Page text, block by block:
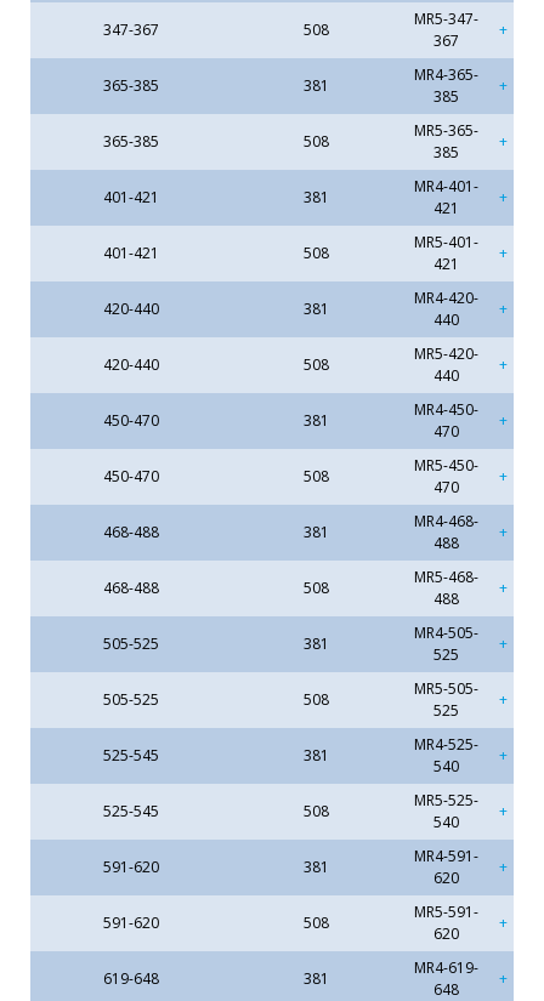
347-367 508
MR5-347-
367
365-385 381
MR4-365-
385
365-385 508
MR5-365-
385
401-421 381
MR4-401-
421
401-421 508
MR5-401-
421
420-440 381
MR4-420-
440
420-440 508
MR5-420-
440
450-470 381
MR4-450-
470
450-470 508
MR5-450-
470
468-488 381
MR4-468-
488
468-488 508
MR5-468-
488
505-525 381
MR4-505-
525
505-525 508
MR5-505-
525
525-545 381
MR4-525-
540
525-545 508
MR5-525-
540
591-620 381
MR4-591-
620
591-620 508
MR5-591-
620
619-648 381
MR4-619-
648